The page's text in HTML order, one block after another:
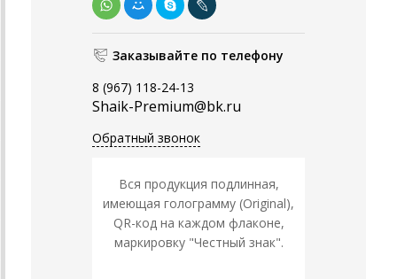
Заказывайте по телефону
8 (967) 118-24-13
Shaik-Premium@bk.ru
Обратный звонок
Вся продукция подлинная,
имеющая голограмму (Original),
QR-код на каждом флаконе,
маркировку "Честный знак".